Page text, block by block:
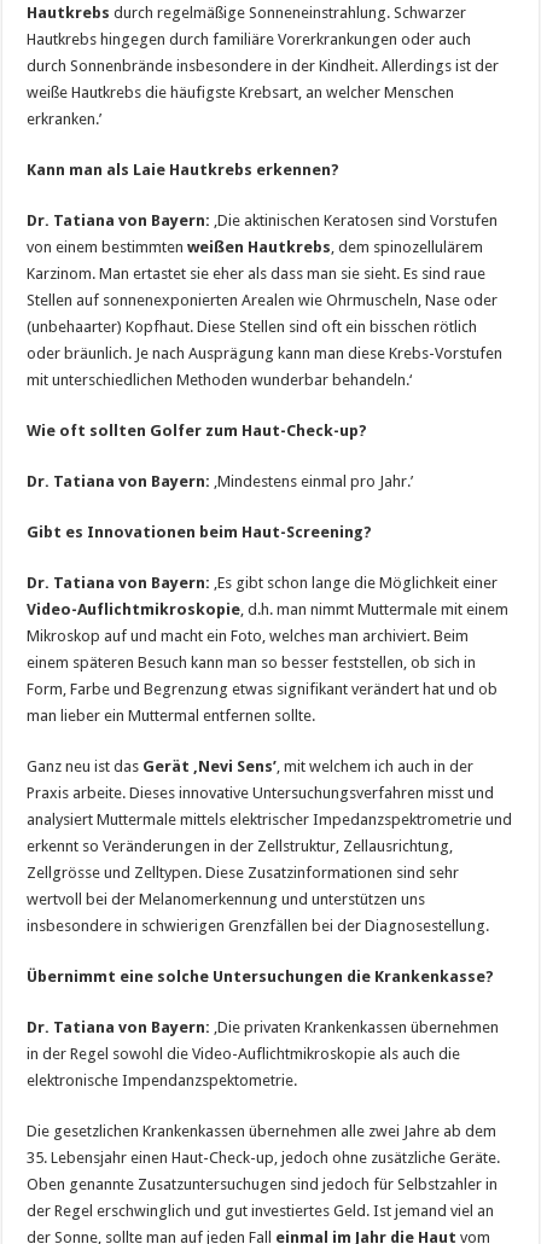
Hautkrebs durch regelmäßige Sonneneinstrahlung. Schwarzer
Hautkrebs hingegen durch familiäre Vorerkrankungen oder auch
durch Sonnenbrände insbesondere in der Kindheit. Allerdings ist der
weiße Hautkrebs die häufigste Krebsart, an welcher Menschen
erkranken.’
Kann man als Laie Hautkrebs erkennen?
Dr. Tatiana von Bayern: ‚Die aktinischen Keratosen sind Vorstufen
von einem bestimmtenweißen Hautkrebs , dem spinozellulärem
Karzinom. Man ertastet sie eher als dass man sie sieht. Es sind raue
Stellen auf sonnenexponierten Arealen wie Ohrmuscheln, Nase oder
(unbehaarter) Kopfhaut. Diese Stellen sind oft ein bisschen rötlich
oder bräunlich. Je nach Ausprägung kann man diese Krebs-Vorstufen
mit unterschiedlichen Methoden wunderbar behandeln.‘
Wie oft sollten Golfer zum Haut-Check-up?
Dr. Tatiana von Bayern: ‚Mindestens einmal pro Jahr.’
Gibt es Innovationen beim Haut-Screening?
Dr. Tatiana von Bayern: ‚Es gibt schon lange die Möglichkeit einer
Video-Auflichtmikroskopie , d.h. man nimmt Muttermale mit einem
Mikroskop auf und macht ein Foto, welches man archiviert. Beim
einem späteren Besuch kann man so besser feststellen, ob sich in
Form, Farbe und Begrenzung etwas signifikant verändert hat und ob
man lieber ein Muttermal entfernen sollte.
Ganz neu ist das Gerät ‚Nevi Sens’ , mit welchem ich auch in der
Praxis arbeite. Dieses innovative Untersuchungsverfahren misst und
analysiert Muttermale mittels elektrischer Impedanzspektrometrie und
erkennt so Veränderungen in der Zellstruktur, Zellausrichtung,
Zellgrösse und Zelltypen. Diese Zusatzinformationen sind sehr
wertvoll bei der Melanomerkennung und unterstützen uns
insbesondere in schwierigen Grenzfällen bei der Diagnosestellung.
Übernimmt eine solche Untersuchungen die Krankenkasse?
Dr. Tatiana von Bayern: ‚Die privaten Krankenkassen übernehmen
in der Regel sowohl die Video-Auflichtmikroskopie als auch die
elektronische Impendanzspektometrie.
Die gesetzlichen Krankenkassen übernehmen alle zwei Jahre ab dem
35. Lebensjahr einen Haut-Check-up, jedoch ohne zusätzliche Geräte.
Oben genannte Zusatzuntersuchugen sind jedoch für Selbstzahler in
der Regel erschwinglich und gut investiertes Geld. Ist jemand viel an
der Sonne, sollte man auf jeden Fall einmal im Jahr die Haut vom